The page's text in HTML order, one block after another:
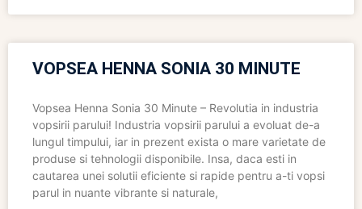
VOPSEA HENNA SONIA 30 MINUTE
Vopsea Henna Sonia 30 Minute – Revolutia in industria
vopsirii parului! Industria vopsirii parului a evoluat de-a
lungul timpului, iar in prezent exista o mare varietate de
produse si tehnologii disponibile. Insa, daca esti in
cautarea unei solutii eficiente si rapide pentru a-ti vopsi
parul in nuante vibrante si naturale,